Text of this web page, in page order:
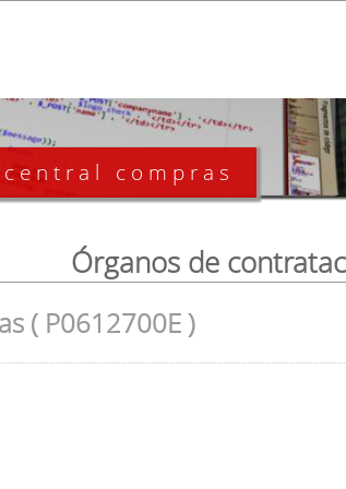
compras
Órganos de
( P0612700E )